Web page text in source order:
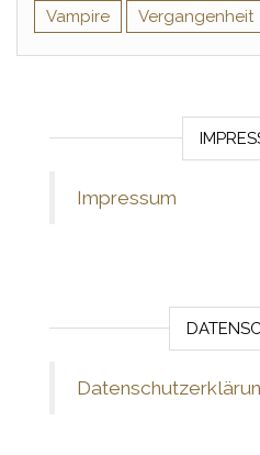
Vampire
Vergangenheit
Impressum